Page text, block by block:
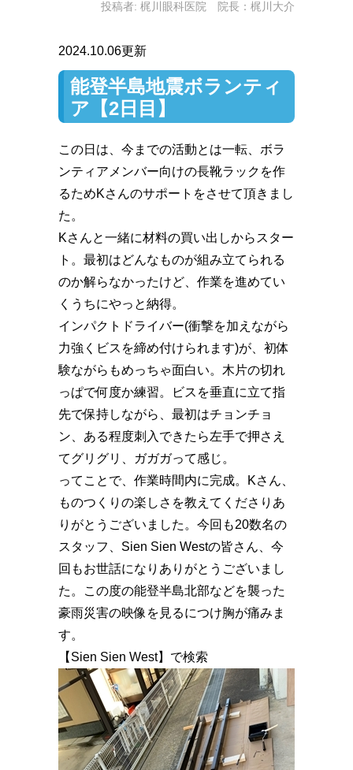
投稿者: 梶川眼科医院 院長：梶川大介
2024.10.06更新
能登半島地震ボランティ
ア【2日目】
この日は、今までの活動とは一転、ボラ
ンティアメンバー向けの長靴ラックを作
るためKさんのサポートをさせて頂きまし
た。
Kさんと一緒に材料の買い出しからスター
ト。最初はどんなものが組み立てられる
のか解らなかったけど、作業を進めてい
くうちにやっと納得。
インパクトドライバー(衝撃を加えながら
力強くビスを締め付けられます)が、初体
験ながらもめっちゃ面白い。木片の切れ
っぱで何度か練習。ビスを垂直に立て指
先で保持しながら、最初はチョンチョ
ン、ある程度刺入できたら左手で押さえ
てグリグリ、ガガガって感じ。
ってことで、作業時間内に完成。Kさん、
ものつくりの楽しさを教えてくださりあ
りがとうございました。今回も20数名の
スタッフ、Sien Sien Westの皆さん、今
回もお世話になりありがとうございまし
た。この度の能登半島北部などを襲った
豪雨災害の映像を見るにつけ胸が痛みま
す。
【Sien Sien West】で検索